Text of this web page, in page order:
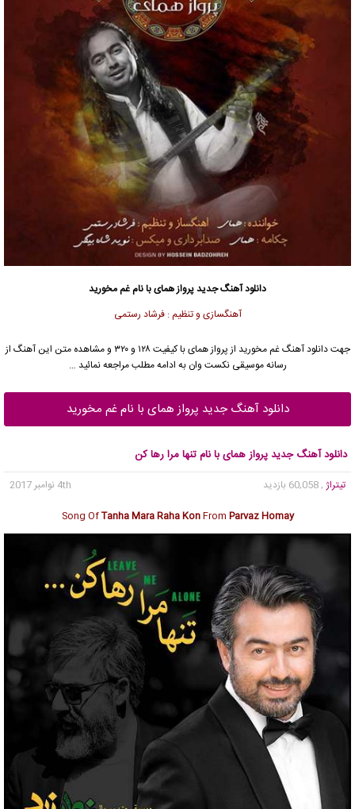
دانلود آهنگ جدیدپرواز همایبا نام غم مخورید
آهنگسازی و تنظیم : فرشاد رستمی
جهت دانلود آهنگ غم مخورید از پرواز همای
با کیفیت ۱۲۸ و ۳۲۰ و مشاهده متن این آهنگ از
رسانه موسیقی نکست وان به ادامه مطلب مراجعه نمائید …
دانلود آهنگ جدید پرواز همای با نام غم مخورید
دانلود آهنگ جدید پرواز همای با نام تنها مرا رها کن
تیتراژ , 60,058 بازدید
4th نوامبر 2017
Song OfTanha Mara Raha KonFrom Parvaz Homay